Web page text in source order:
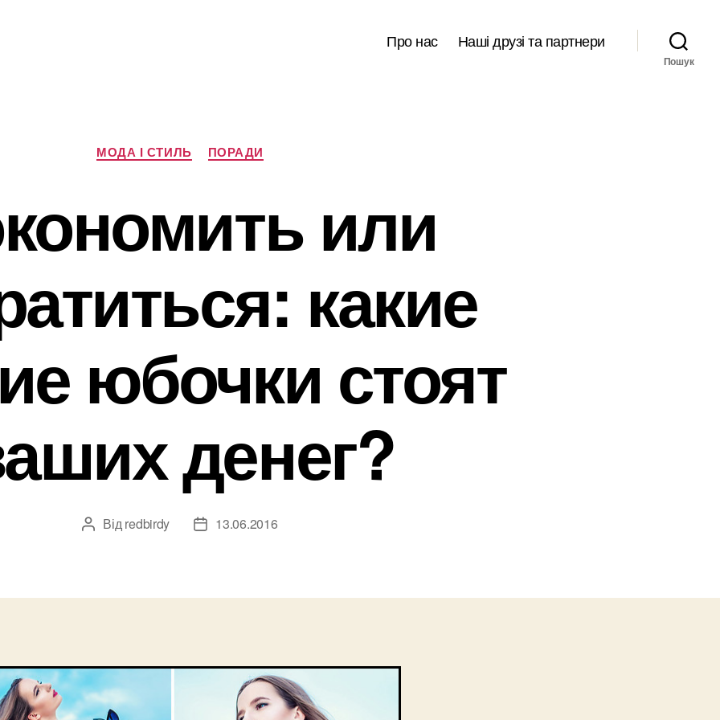
Про нас Наші друзі та партнери
Пошук
Категорії
МОДА І СТИЛЬ ПОРАДИ
или
какие
юбочки стоят
денег?
Автор
Від redbirdy
Дата13.06.2016